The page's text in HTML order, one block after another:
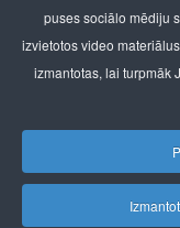
E-
Adrese:
puses sociālo mēdiju
izvietotos video
izmantotas, lai turpmāk